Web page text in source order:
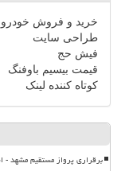
خرید و فروش خودرو
طراحی سایت
فیش حج
قیمت بیسیم باوفنگ
کوتاه کننده لینک
برقراری پرواز مستقیم مشهد -